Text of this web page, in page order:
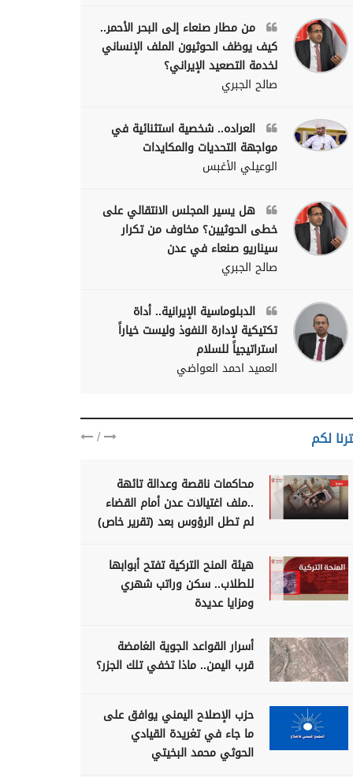
من مطار صنعاء إلى البحر الأحمر..
كيف يوظف الحوثيون الملف الإنساني
لخدمة التصعيد الإيراني؟
صالح الجبري
العراده.. شخصية استثنائية في
مواجهة التحديات والمكايدات
الوعيلي الأغبس
هل يسير المجلس الانتقالي على
خطى الحوثيين؟ مخاوف من تكرار
سيناريو صنعاء في عدن
صالح الجبري
الدبلوماسية الإيرانية.. أداة
تكتيكية لإدارة النفوذ وليست خياراً
استراتيجياً للسلام
العميد احمد العواضي
لكم /
محاكمات ناقصة وعدالة تائهة
..ملف اغتيالات عدن أمام القضاء
لم تطل الرؤوس بعد (تقرير خاص)
هيئة المنح التركية تفتح أبوابها
للطلاب.. سكن وراتب شهري
ومزايا عديدة
أسرار القواعد الجوية الغامضة
قرب اليمن.. ماذا تخفي تلك الجزر؟
حزب الإصلاح اليمني يوافق على
ما جاء في تغريدة القيادي
الحوثي محمد البخيتي